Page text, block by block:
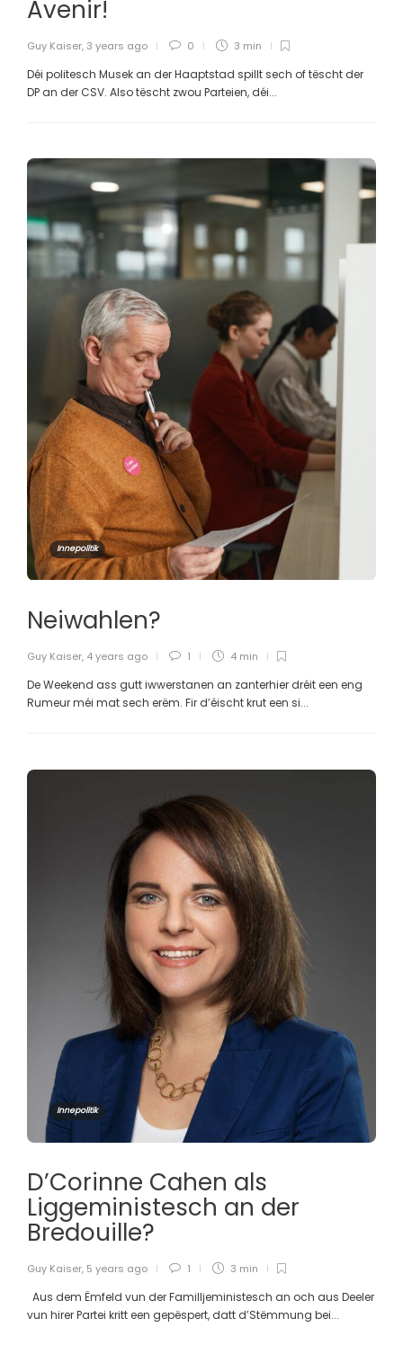
Avenir!
Guy Kaiser, 3 years ago 0 3 min
Déi politesch Musek an der Haaptstad spillt sech of tëscht der
DP an der CSV. Also tëscht zwou Parteien, déi...
Innepolitik
Neiwahlen?
Guy Kaiser, 4 years ago 1 4 min
De Weekend ass gutt iwwerstanen an zanterhier dréit een eng
Rumeur méi mat sech erëm. Fir d’éischt krut een si...
Innepolitik
D’Corinne Cahen als
Liggeministesch an der
Bredouille?
Guy Kaiser, 5 years ago 1 3 min
Aus dem Ëmfeld vun der Familljeministesch an och aus Deeler
vun hirer Partei kritt een gepëspert, datt d’Stëmmung bei...